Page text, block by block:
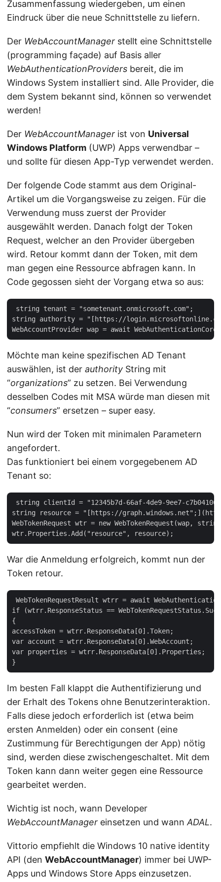
Zusammenfassung wiedergeben, um einen
Eindruck über die neue Schnittstelle zu liefern.
Der WebAccountManager stellt eine Schnittstelle
(programming façade) auf Basis aller
WebAuthenticationProviders bereit, die im
Windows System installiert sind. Alle Provider, die
dem System bekannt sind, können so verwendet
werden!
Der WebAccountManager ist von Universal
Windows Platform (UWP) Apps verwendbar –
und sollte für diesen App-Typ verwendet werden.
Der folgende Code stammt aus dem Original-
Artikel um die Vorgangsweise zu zeigen. Für die
Verwendung muss zuerst der Provider
ausgewählt werden. Danach folgt der Token
Request, welcher an den Provider übergeben
wird. Retour kommt dann der Token, mit dem
man gegen eine Ressource abfragen kann. In
Code gegossen sieht der Vorgang etwa so aus:
string tenant = "sometenant.onmicrosoft.com";
string authority = "[https://
Möchte man keine spezifischen AD Tenant
auswählen, ist der authority String mit
“organizations” zu setzen. Bei Verwendung
desselben Codes mit MSA würde man diesen mit
“consumers” ersetzen – super easy.
Nun wird der Token mit minimalen Parametern
angefordert.
Das funktioniert bei einem vorgegebenem AD
Tenant so:
string clientId = "12345b7d-66af-4de9-9ee7-
string resource = "[https://
WebTokenRequest wtr = new
War die Anmeldung erfolgreich, kommt nun der
Token retour.
WebTokenRequestResult wtrr = await
if (wtrr.ResponseStatus ==
{
accessToken = wtrr.ResponseData[0].Token;
var account = wtrr.ResponseData[0].WebAccount;
var properties = wtrr.ResponseData[0].Properties;
Im besten Fall klappt die Authentifizierung und
der Erhalt des Tokens ohne Benutzerinteraktion.
Falls diese jedoch erforderlich ist (etwa beim
ersten Anmelden) oder ein consent (eine
Zustimmung für Berechtigungen der App) nötig
sind, werden diese zwischengeschaltet. Mit dem
Token kann dann weiter gegen eine Ressource
gearbeitet werden.
Wichtig ist noch, wann Developer
WebAccountManager einsetzen und wannADAL.
Vittorio empfiehlt die Windows 10 native identity
API (den WebAccountManager) immer bei UWP-
Apps und Windows Store Apps einzusetzen.